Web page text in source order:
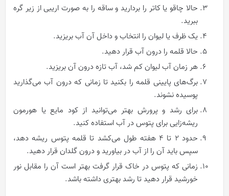
حالا چاقو یا کاتر را بردارید و ساقه را به صورت اریبی از زیر گره
ببرید.
یک ظرف یا لیوان را انتخاب و داخل آن آب بریزید.
حالا قلمه را درون آب قرار دهید.
هر زمان آب لیوان کم شد، آب تازه درون آن بریزید.
برگ‌های پایینی قلمه را بکنید تا زمانی که درون آب می‌گذارید
پوسیده نشوند.
برای رشد و پرورش بهتر می‌توانید از کود مایع یا هورمون
ریشه‌زایی برای پتوس در آب استفاده کنید.
حدود ۲ تا ۴ هفته طول می‌کشد تا قلمه پتوس ریشه دهد،
سپس باید آن را از آب در بیاورید و درون گلدان قرار دهید.
زمانی که پتوس در خاک قرار گرفت بهتر است آن را مقابل نور
خورشید قرار دهید تا رشد بهتری داشته باشد.